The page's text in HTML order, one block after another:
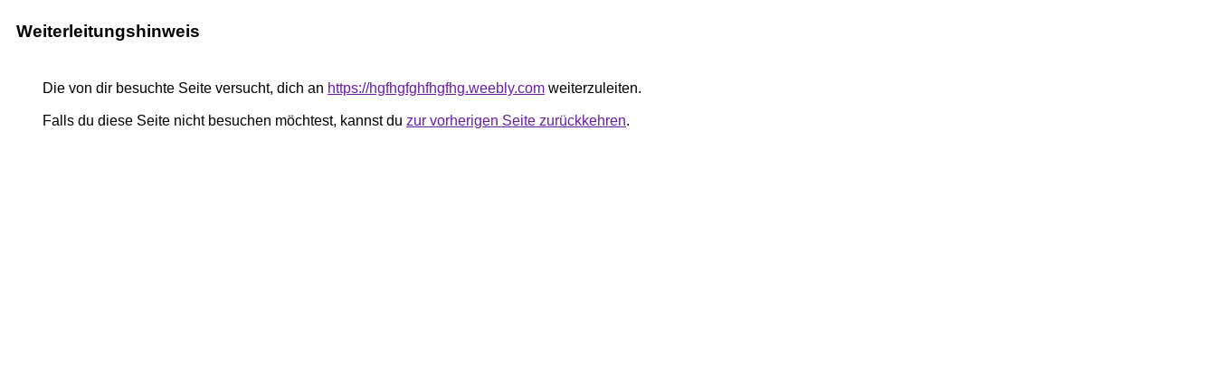
Weiterleitungshinweis
Die von dir besuchte Seite versucht, dich an https://hgfhgfghfhgfhg.weebly.com weiterzuleiten.
Falls du diese Seite nicht besuchen möchtest, kannst du zur vorherigen Seite zurückkehren.